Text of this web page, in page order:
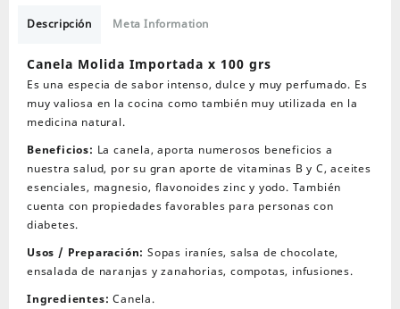
x
grs
cantidad
Descripción Meta Information
Canela Molida Importada x 100 grs
Es una especia de sabor intenso, dulce y muy perfumado. Es
muy valiosa en la cocina como también muy utilizada en la
medicina natural.
Beneficios: La canela, aporta numerosos beneficios a
nuestra salud, por su gran aporte de vitaminas B y C, aceites
esenciales, magnesio, flavonoides zinc y yodo. También
cuenta con propiedades favorables para personas con
diabetes.
Usos / Preparación: Sopas iraníes, salsa de chocolate,
ensalada de naranjas y zanahorias, compotas, infusiones.
Ingredientes:Canela.